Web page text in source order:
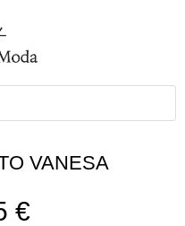
VANESA
€